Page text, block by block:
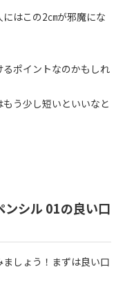
はこの2㎝が邪魔にな
ポイントなのかもしれ
う少し短いといいなと
ンシル 01の良い口
しょう！まずは良い口